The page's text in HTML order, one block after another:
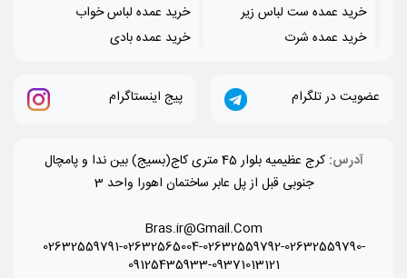
خرید عمده ست لباس زیر
خرید عمده شرت
خرید عمده لباس خواب
خرید عمده بادی
عضویت در تلگرام پیج اینستاگرام
آدرس:
کرج عظیمیه بلوار 45 متری کاج(بسیج) بین ندا و پامچال
جنوبی قبل از پل عابر ساختمان اهورا واحد 3
Bras.ir@Gmail.Com
02632559791-02632565004-02632559792-02632559790-
09125435933-09371013121